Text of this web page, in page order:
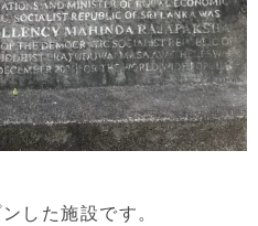
した施設です。